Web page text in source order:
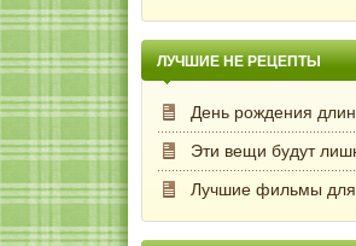
ЛУЧШИЕ НЕ РЕЦЕПТЫ
День рождения
Эти вещи будут
Лучшие фильмы для